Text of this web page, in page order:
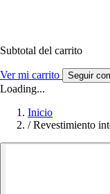
Subtotal del carrito
Ver mi carrito Seguir
Loading...
Inicio
/ Revestimiento